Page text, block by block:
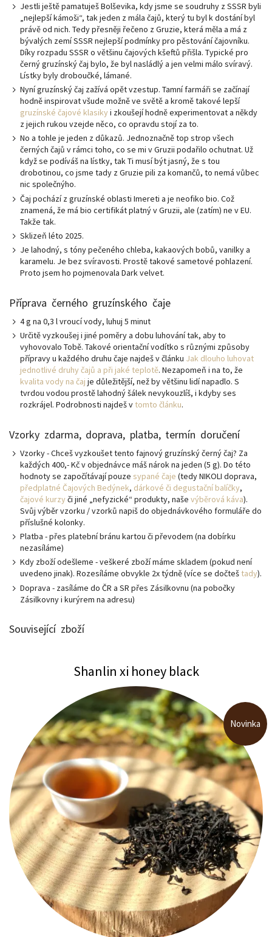
Jestli ještě pamatuješ Bolševika, kdy jsme se soudruhy z SSSR byli
„nejlepší kámoši“, tak jeden z mála čajů, který tu byl k dostání byl
právě od nich. Tedy přesněji řečeno z Gruzie, která měla a má z
bývalých zemí SSSR nejlepší podmínky pro pěstování čajovníku.
Díky rozpadu SSSR o většinu čajových kšeftů přišla. Typické pro
černý gruzínský čaj bylo, že byl nasládlý a jen velmi málo svíravý.
Lístky byly droboučké, lámané.
Nyní gruzínský čaj zažívá opět vzestup. Tamní farmáři se začínají
hodně inspirovat všude možně ve světě a kromě takové lepší
gruzínské čajové klasikyi zkoušejí hodně experimentovat a někdy
z jejich rukou vzejde něco, co opravdu stojí za to.
No a tohle je jeden z důkazů. Jednoznačně top strop všech
černých čajů v rámci toho, co se mi v Gruzii podařilo ochutnat. Už
když se podíváš na lístky, tak Ti musí být jasný, že s tou
drobotinou, co jsme tady z Gruzie pili za komančů, to nemá vůbec
nic společnýho.
Čaj pochází z gruzínské oblasti Imereti a je neofiko bio. Což
znamená, že má bio certifikát platný v Gruzii, ale (zatím) ne v EU.
Takže tak.
Sklizeň léto 2025.
Je lahodný, s tóny pečeného chleba, kakaových bobů, vanilky a
karamelu. Je bez svíravosti. Prostě takové sametové pohlazení.
Proto jsem ho pojmenovala Dark velvet.
Příprava černého gruzínského čaje
4 g na 0,3 l vroucí vody, luhuj 5 minut
Určitě vyzkoušej i jiné poměry a dobu luhování tak, aby to
vyhovovalo Tobě. Takové orientační vodítko s různými způsoby
přípravy u každého druhu čaje najdeš v článku Jak dlouho luhovat
jednotlivé druhy čajů a při jaké teplotě. Nezapomeň i na to, že
kvalita vody na čaj je důležitější, než by většinu lidí napadlo. S
tvrdou vodou prostě lahodný šálek nevykouzlíš, i kdyby ses
rozkrájel. Podrobnosti najdeš v tomto článku.
Vzorky zdarma, doprava, platba, termín doručení
Vzorky - Chceš vyzkoušet tento fajnový gruzínský černý čaj? Za
každých 400,- Kč v objednávce máš nárok na jeden (5 g). Do této
hodnoty se započítávají pouze sypané čaje (tedy NIKOLI doprava,
předplatné Čajových Bedýnek, dárkové či degustační balíčky,
čajové kurzyči jiné „nefyzické“ produkty, naševýběrová káva).
Svůj výběr vzorku / vzorků napiš do objednávkového formuláře do
příslušné kolonky.
Platba - přes platební bránu kartou či převodem (na dobírku
nezasíláme)
Kdy zboží odešleme - veškeré zboží máme skladem (pokud není
uvedeno jinak). Rozesíláme obvykle 2x týdně (více se dočteš tady).
Doprava - zasíláme do ČR a SR přes Zásilkovnu (na pobočky
Zásilkovny i kurýrem na adresu)
Související zboží
Shanlin xi honey black
Novinka